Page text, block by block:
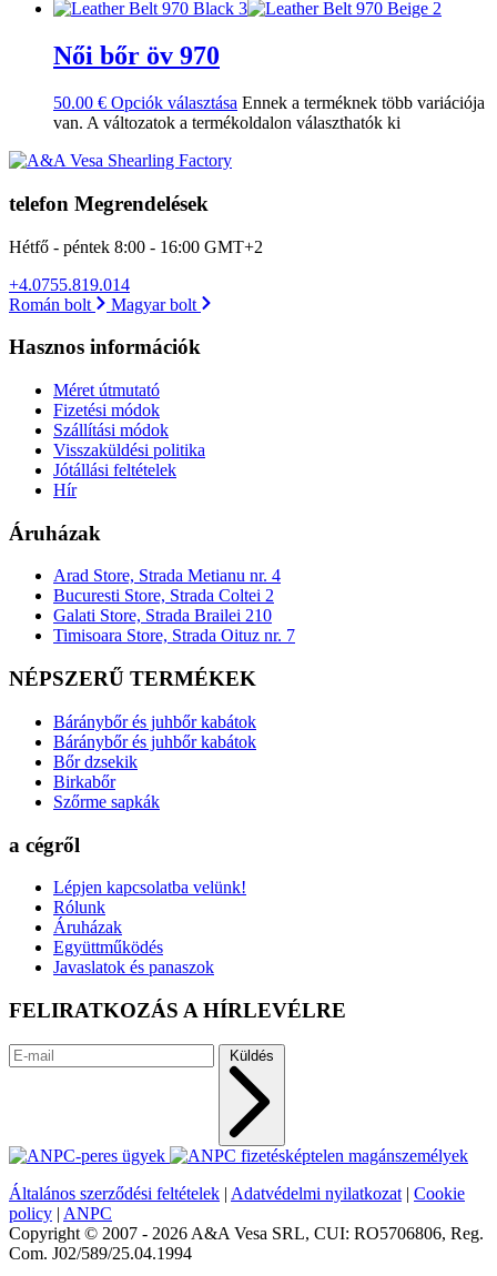
Női bőr öv 970
50.00 € Opciók választása Ennek a terméknek több variációja
van. A változatok a termékoldalon választhatók ki
telefon Megrendelések
Hétfő - péntek 8:00 - 16:00 GMT+2
+4.0755.819.014
Román bolt
Magyar bolt
Hasznos információk
Méret útmutató
Fizetési módok
Szállítási módok
Visszaküldési politika
Jótállási feltételek
Hír
Áruházak
Arad Store, Strada Metianu nr. 4
Bucuresti Store, Strada Coltei 2
Galati Store, Strada Brailei 210
Timisoara Store, Strada Oituz nr. 7
NÉPSZERŰ TERMÉKEK
Báránybőr és juhbőr kabátok
Báránybőr és juhbőr kabátok
Bőr dzsekik
Birkabőr
Szőrme sapkák
a cégről
Lépjen kapcsolatba velünk!
Rólunk
Áruházak
Együttműködés
Javaslatok és panaszok
FELIRATKOZÁS A HÍRLEVÉLRE
Küldés
Általános szerződési feltételek | Adatvédelmi nyilatkozat | Cookie
policy | ANPC
Copyright © 2007 - 2026 A&A Vesa SRL, CUI: RO5706806, Reg.
Com. J02/589/25.04.1994